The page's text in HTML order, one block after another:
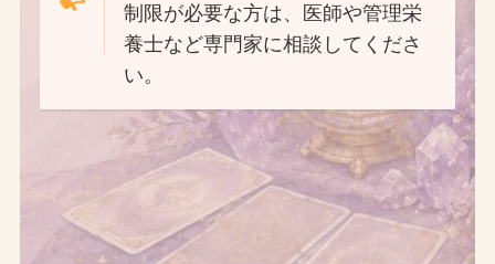
制限が必要な方は、医師や管理栄
養士など専門家に相談してくださ
い。